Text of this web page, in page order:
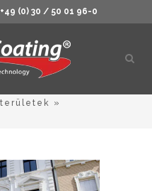
+49 (0) 30 / 50 01 96-0
»